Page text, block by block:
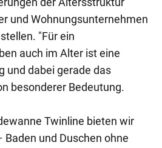
und Wohnungsunternehmen
"Für ein
auch im Alter ist eine
und dabei gerade das
besonderer Bedeutung.
Twinline bieten wir
und Duschen ohne